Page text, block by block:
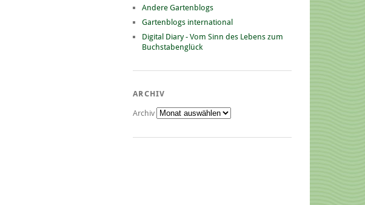
Andere Gartenblogs
Gartenblogs international
Digital Diary - Vom Sinn des Lebens zum
Buchstabenglück
ARCHIV
Archiv